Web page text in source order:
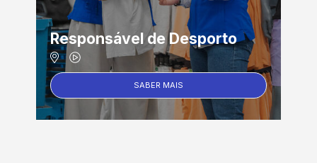
Responsável de Desporto
SABER MAIS